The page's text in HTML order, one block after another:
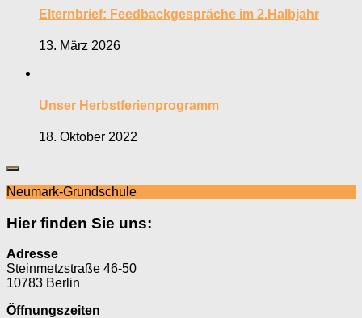
Elternbrief: Feedbackgespräche im 2.Halbjahr
13. März 2026
Unser Herbstferienprogramm
18. Oktober 2022
Neumark-Grundschule
Hier finden Sie uns:
Adresse
Steinmetzstraße 46-50
10783 Berlin
Öffnungszeiten